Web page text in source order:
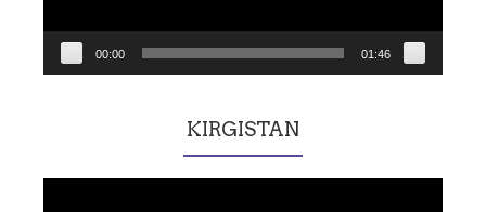
00:00 01:46
KIRGISTAN